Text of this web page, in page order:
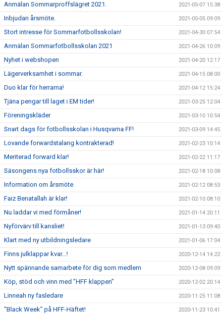
Anmälan Sommarproffslägret 2021. 2021-05-07 15:38
Inbjudan årsmöte. 2021-05-05 09:09
Stort intresse för Sommarfotbollsskolan! 2021-04-30 07:54
Anmälan Sommarfotbollsskolan 2021 2021-04-26 10:09
Nyhet i webshopen 2021-04-20 12:17
Lägerverksamhet i sommar. 2021-04-15 08:00
Duo klar för herrarna! 2021-04-12 15:24
Tjäna pengar till laget i EM tider! 2021-03-25 12:04
Föreningskläder 2021-03-10 10:54
Snart dags för fotbollsskolan i Husqvarna FF! 2021-03-09 14:45
Lovande forwardstalang kontrakterad! 2021-02-23 10:14
Meriterad forward klar! 2021-02-22 11:17
Säsongens nya fotbollsskor är här! 2021-02-18 10:08
Information om årsmöte 2021-02-12 08:53
Faiz Benatallah är klar! 2021-02-10 08:10
Nu laddar vi med förmåner! 2021-01-14 20:11
Nyförvärv till kansliet! 2021-01-13 09:40
Klart med ny utbildningsledare 2021-01-06 17:04
Finns julklappar kvar...! 2020-12-14 14:22
Nytt spännande samarbete för dig som medlem 2020-12-08 09:09
Köp, stöd och vinn med ”HFF klappen” 2020-12-02 20:14
Linneah ny fasledare 2020-11-25 11:08
"Black Week" på HFF-Häftet! 2020-11-23 10:41